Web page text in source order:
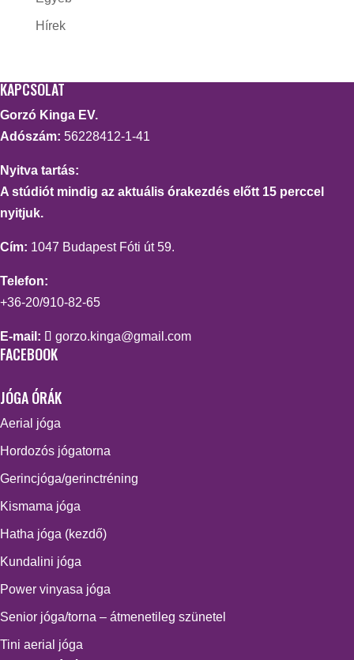
Hírek
KAPCSOLAT
Gorzó Kinga EV.
Adószám: 56228412-1-41
Nyitva tartás:
A stúdiót mindig az aktuális órakezdés előtt 15 perccel
nyitjuk.
Cím: 1047 Budapest Fóti út 59.
Telefon:
+36-20/910-82-65
E-mail: gorzo.kinga@gmail.com
FACEBOOK
JÓGA ÓRÁK
Aerial jóga
Hordozós jógatorna
Gerincjóga/gerinctréning
Kismama jóga
Hatha jóga (kezdő)
Kundalini jóga
Power vinyasa jóga
Senior jóga/torna – átmenetileg szünetel
Tini aerial jóga